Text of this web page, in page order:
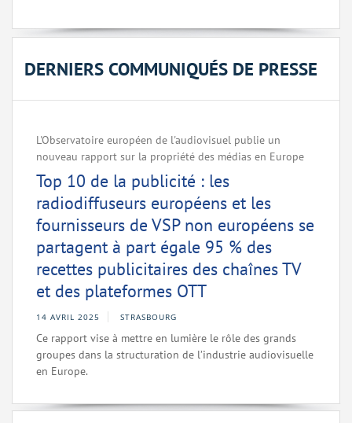
DERNIERS COMMUNIQUÉS DE PRESSE
L'Observatoire européen de l'audiovisuel publie un
nouveau rapport sur la propriété des médias en Europe
Top 10 de la publicité : les
radiodiffuseurs européens et les
fournisseurs de VSP non européens se
partagent à part égale 95 % des
recettes publicitaires des chaînes TV
et des plateformes OTT
14 AVRIL 2025 STRASBOURG
Ce rapport vise à mettre en lumière le rôle des grands
groupes dans la structuration de l’industrie audiovisuelle
en Europe.